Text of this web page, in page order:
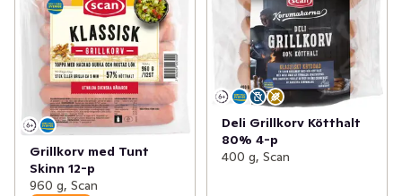
Grillkorv med Tunt
Skinn 12-p
960 g, Scan
Deli Grillkorv Kötthalt
80% 4-p
400 g, Scan